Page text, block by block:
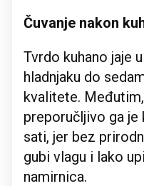
Čuvanje nakon
Tvrdo kuhano jaje
hladnjaku do
kvalitete.
preporučljivo ga je
sati, jer bez
gubi vlagu i lako
namirnica.